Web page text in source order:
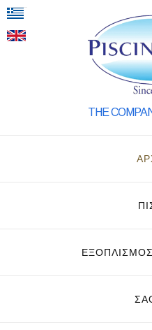
THE